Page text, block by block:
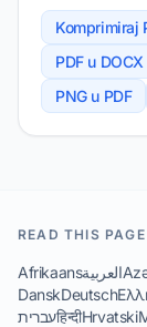
Komprimiraj
PDF u DOCX
PNG u PDF
READ THIS
Afrikaansالعربية
DanskDeutsch
עבריתहिन्दीHrvatski